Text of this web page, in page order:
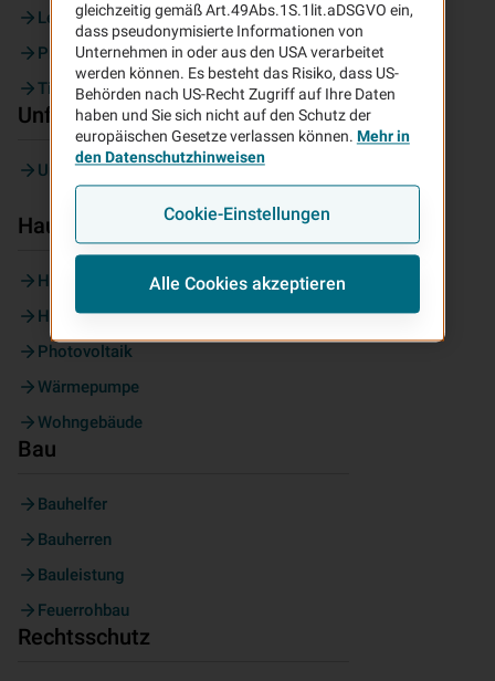
Lehrer
Privathaftpflicht
Tierhalter
Unfall
Unfallversicherung
Haus & Wohnen
Haus & Grundbesitz
Hausrat
Photovoltaik
Wärmepumpe
Wohngebäude
Bau
Bauhelfer
Bauherren
Bauleistung
Feuerrohbau
Rechtsschutz
gleichzeitig gemäß Art.49Abs.1S.1lit.aDSGVO ein,
dass pseudonymisierte Informationen von
Unternehmen in oder aus den USA verarbeitet
werden können. Es besteht das Risiko, dass US-
Behörden nach US-Recht Zugriff auf Ihre Daten
haben und Sie sich nicht auf den Schutz der
europäischen Gesetze verlassen können. Mehr in
den Datenschutzhinweisen
Cookie-Einstellungen
Alle Cookies akzeptieren